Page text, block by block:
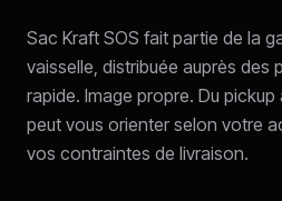
Sac Kraft SOS fait partie de la
vaisselle, distribuée auprès des
rapide. Image propre. Du
peut vous orienter selon votre
vos contraintes de livraison.